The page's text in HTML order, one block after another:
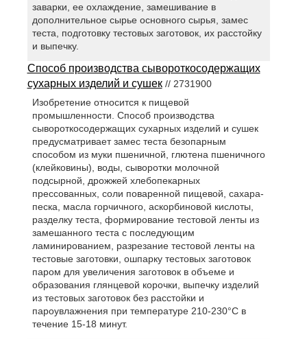
заварки, ее охлаждение, замешивание в
дополнительное сырье основного сырья, замес
теста, подготовку тестовых заготовок, их расстойку
и выпечку.
Способ производства сывороткосодержащих
сухарных изделий и сушек// 2731900
Изобретение относится к пищевой
промышленности. Способ производства
сывороткосодержащих сухарных изделий и сушек
предусматривает замес теста безопарным
способом из муки пшеничной, глютена пшеничного
(клейковины), воды, сыворотки молочной
подсырной, дрожжей хлебопекарных
прессованных, соли поваренной пищевой, сахара-
песка, масла горчичного, аскорбиновой кислоты,
разделку теста, формирование тестовой ленты из
замешанного теста с последующим
ламинированием, разрезание тестовой ленты на
тестовые заготовки, ошпарку тестовых заготовок
паром для увеличения заготовок в объеме и
образования глянцевой корочки, выпечку изделий
из тестовых заготовок без расстойки и
пароувлажнения при температуре 210-230°С в
течение 15-18 минут.